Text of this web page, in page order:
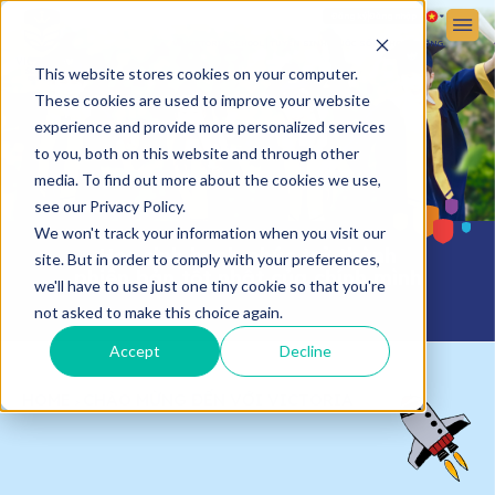
This website stores cookies on your computer.
These cookies are used to improve your website
experience and provide more personalized services
to you, both on this website and through other
media. To find out more about the cookies we use,
see our Privacy Policy.
We won't track your information when you visit our
site. But in order to comply with your preferences,
we'll have to use just one tiny cookie so that you're
not asked to make this choice again.
Accept Decline
CUỘC SỐNG HỌC ĐƯỜNG
Học sinh hạnh phúc trở thành
phiên bản tốt nhất của chính mình